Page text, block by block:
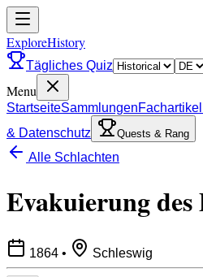
ExploreHistory
Tägliches Quiz
Menu
StartseiteSammlungenFachartikel
& Datenschutz
Quests & Rang
Alle Schlachten
Evakuierung des
1864 • Schleswig